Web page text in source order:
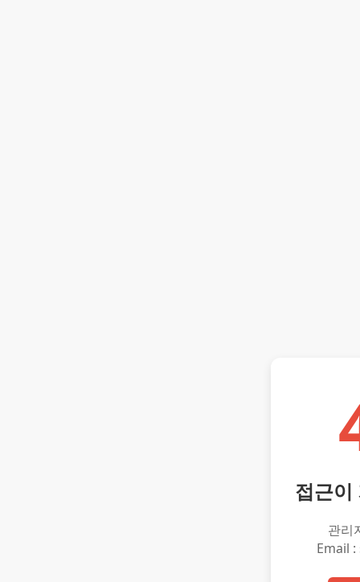
접근이
관리
Email